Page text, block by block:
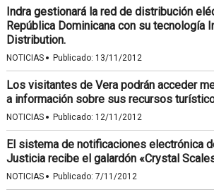
Indra gestionará la red de distribución
República Dominicana con su tecnología
Distribution.
NOTICIAS · Publicado: 13/11/2012
Los visitantes de Vera podrán acceder
a información sobre sus recursos
NOTICIAS · Publicado: 12/11/2012
El sistema de notificaciones electrónica
Justicia recibe el galardón «Crystal
NOTICIAS · Publicado: 7/11/2012